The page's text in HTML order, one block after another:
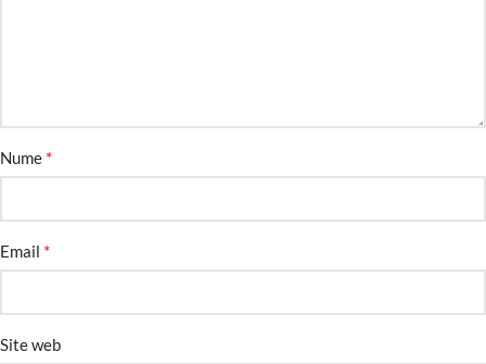
Nume *
Email *
Site web